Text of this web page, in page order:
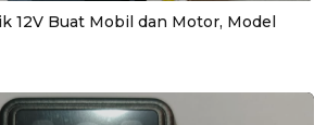
12V Buat Mobil dan Motor, Model